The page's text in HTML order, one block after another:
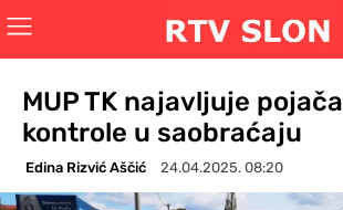
MUP TK najavljuje
kontrole u saobraćaju
Edina Rizvić Aščić 24.04.2025. 08:20